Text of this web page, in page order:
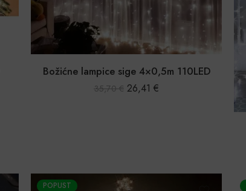
Božićne lampice sige 4×0,5m 110LED
35,70€ 26,41 €
POPUST